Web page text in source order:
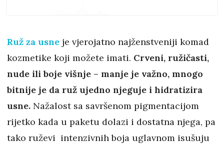
Ruž za usne je vjerojatno najženstveniji komad
kozmetike koji možete imati. Crveni, ružičasti,
nude ili boje višnje – manje je važno, mnogo
bitnije je da ruž ujedno njeguje i hidratizira
usne. Nažalost sa savršenom pigmentacijom
rijetko kada u paketu dolazi i dostatna njega, pa
tako ruževi intenzivnih boja uglavnom isušuju